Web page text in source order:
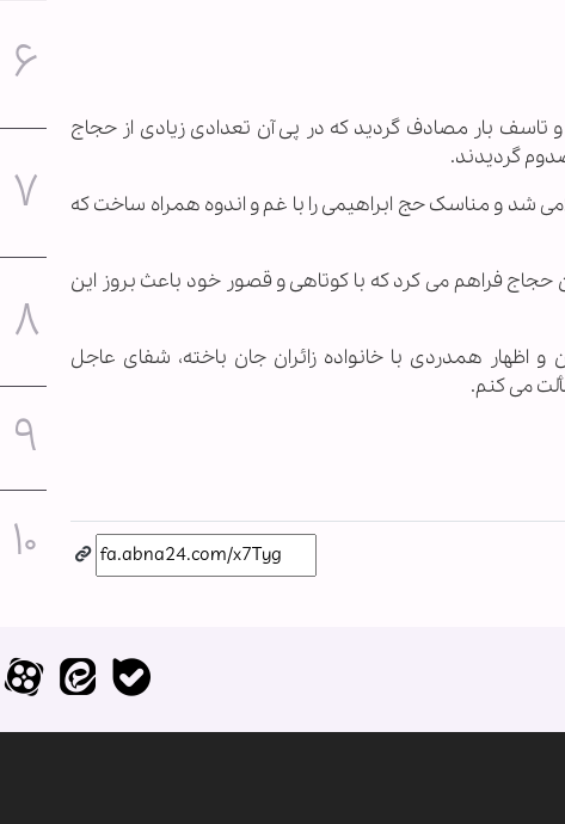
تاسف بار مصادف گردید که در پی آن تعدادی زیادی از حجاج
گردیدند.
شد و مناسک حج ابراهیمی را با غم و اندوه همراه ساخت که
فراهم می کرد که با کوتاهی و قصور خود باعث بروز این
همدردی با خانواده زائران جان باخته، شفای عاجل
می کنم.